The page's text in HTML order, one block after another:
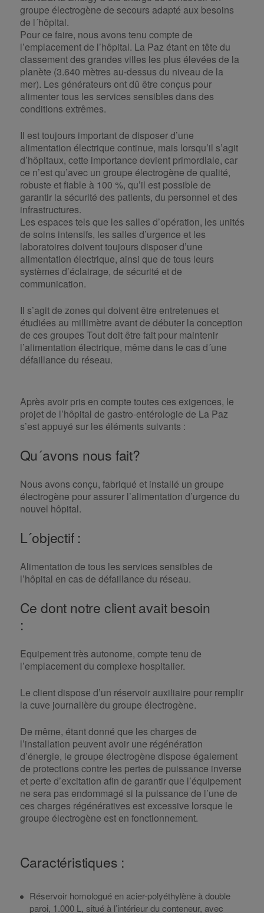
groupe électrogène de secours adapté aux besoins
de l´hôpital.
Pour ce faire, nous avons tenu compte de
l’emplacement de l’hôpital. La Paz étant en tête du
classement des grandes villes les plus élevées de la
planète (3.640 mètres au-dessus du niveau de la
mer). Les générateurs ont dû être conçus pour
alimenter tous les services sensibles dans des
conditions extrêmes.
Il est toujours important de disposer d’une
alimentation électrique continue, mais lorsqu’il s’agit
d’hôpitaux, cette importance devient primordiale, car
ce n’est qu’avec un groupe électrogène de qualité,
robuste et fiable à 100 %, qu’il est possible de
garantir la sécurité des patients, du personnel et des
infrastructures.
Les espaces tels que les salles d’opération, les unités
de soins intensifs, les salles d’urgence et les
laboratoires doivent toujours disposer d’une
alimentation électrique, ainsi que de tous leurs
systèmes d’éclairage, de sécurité et de
communication.
Il s’agit de zones qui doivent être entretenues et
étudiées au millimètre avant de débuter la conception
de ces groupes Tout doit être fait pour maintenir
l’alimentation électrique, même dans le cas d´une
défaillance du réseau.
Après avoir pris en compte toutes ces exigences, le
projet de l’hôpital de gastro-entérologie de La Paz
s’est appuyé sur les éléments suivants :
Qu´avons nous fait?
Nous avons conçu, fabriqué et installé un groupe
électrogène pour assurer l’alimentation d’urgence du
nouvel hôpital.
L´objectif :
Alimentation de tous les services sensibles de
l’hôpital en cas de défaillance du réseau.
Ce dont notre client avait besoin
:
Equipement très autonome, compte tenu de
l’emplacement du complexe hospitalier.
Le client dispose d’un réservoir auxiliaire pour remplir
la cuve journalière du groupe électrogène.
De même, étant donné que les charges de
l’installation peuvent avoir une régénération
d’énergie, le groupe électrogène dispose également
de protections contre les pertes de puissance inverse
et perte d’excitation afin de garantir que l’équipement
ne sera pas endommagé si la puissance de l’une de
ces charges régénératives est excessive lorsque le
groupe électrogène est en fonctionnement.
Caractéristiques :
Réservoir homologué en acier-polyéthylène à double
paroi, 1.000 L, situé à l’intérieur du conteneur, avec